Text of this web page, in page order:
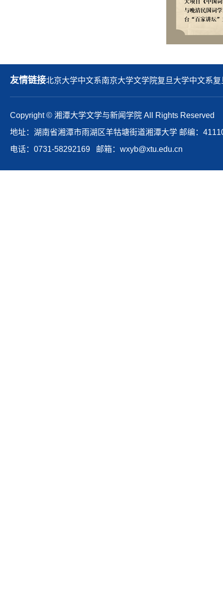
友情链接北京大学中文系南京大学文学院复旦大学中文系复
Copyright © 湘潭大学文学与新闻学院 All Rights Reserved
地址：湖南省湘潭市雨湖区羊牯塘街道湘潭大学 邮编：
电话：0731-58292169 邮箱：wxyb@xtu.edu.cn